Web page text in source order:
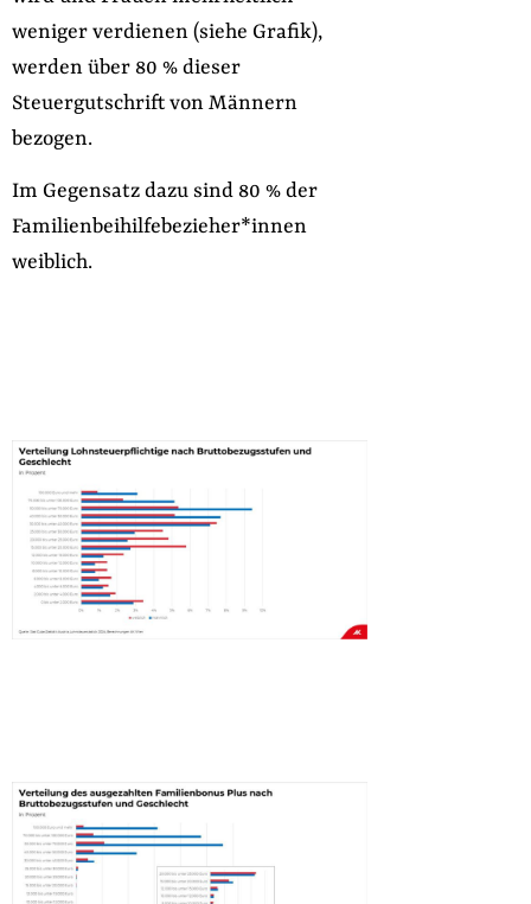
weniger verdienen (siehe Grafik),
werden über 80 % dieser
Steuergutschrift von Männern
bezogen.
Im Gegensatz dazu sind 80 % der
Familienbeihilfebezieher*innen
weiblich.